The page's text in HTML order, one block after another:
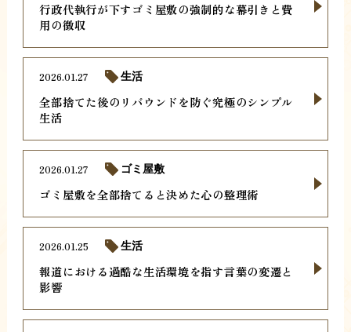
行政代執行が下すゴミ屋敷の強制的な幕引きと費
用の徴収
全部捨てた後のリバウンドを防ぐ究極のシンプル
生活
2026.01.27 生活
ゴミ屋敷を全部捨てると決めた心の整理術
2026.01.27 ゴミ屋敷
報道における過酷な生活環境を指す言葉の変遷と
影響
2026.01.25 生活